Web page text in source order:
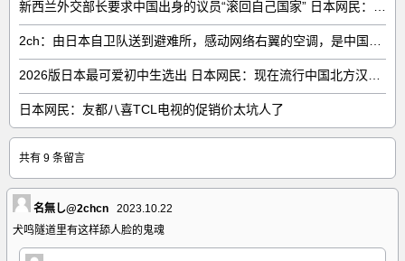
日本网民：友都八喜TCL电视的促销价太坑人了
共有 9 条留言
名無し@2chcn
2023.10.22
犬鸣隧道里有这样舔人脸的鬼魂